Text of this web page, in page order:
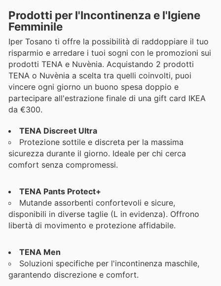
Prodotti per l'Incontinenza e l'Igiene
Femminile
Iper Tosano ti offre la possibilità di raddoppiare il tuo
risparmio e arredare i tuoi sogni con le promozioni sui
prodotti TENA e Nuvènia. Acquistando 2 prodotti
TENA o Nuvènia a scelta tra quelli coinvolti, puoi
vincere ogni giorno un buono spesa doppio e
partecipare all'estrazione finale di una gift card IKEA
da €300.
TENA Discreet Ultra
Protezione sottile e discreta per la massima
sicurezza durante il giorno. Ideale per chi cerca
comfort senza compromessi.
TENA Pants Protect+
Mutande assorbenti confortevoli e sicure,
disponibili in diverse taglie (L in evidenza). Offrono
libertà di movimento e protezione affidabile.
TENA Men
Soluzioni specifiche per l'incontinenza maschile,
garantendo discrezione e comfort.